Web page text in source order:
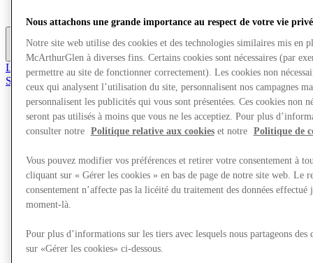
Plus
Le Club
Sauvé
fr
Magasins
Offres
Mangez et buvez
Cartes cadeaux
Services
Nous attachons une grande importance au respect de votre vie
Notre site web utilise des cookies et des technologies similaires mis en
McArthurGlen à diverses fins. Certains cookies sont nécessaires (par
permettre au site de fonctionner correctement). Les cookies non
ceux qui analysent l’utilisation du site, personnalisent nos campagnes
personnalisent les publicités qui vous sont présentées. Ces cookies non
seront pas utilisés à moins que vous ne les acceptiez. Pour plus
consulter notre Politique relative aux cookieset notre Politique de
Vous pouvez modifier vos préférences et retirer votre consentement à
cliquant sur « Gérer les cookies » en bas de page de notre site web. Le
consentement n’affecte pas la licéité du traitement des données effectué
moment-là.
Pour plus d’informations sur les tiers avec lesquels nous partageons des
sur «Gérer les cookies» ci-dessous.